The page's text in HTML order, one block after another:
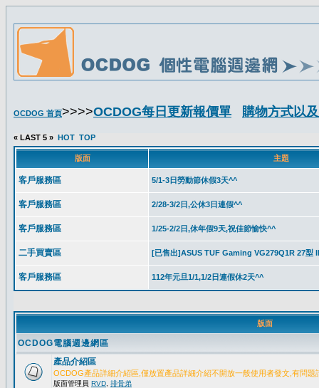
OCDOG 首頁>>>>OCDOG每日更新報價單 購物方式以
版面
OCDOG電腦週邊網區
產品介紹區
OCDOG產品詳細介紹區,僅放置產品詳細介紹不開放一般使用者發文,有問題
版面管理員 RVD 排骨弟